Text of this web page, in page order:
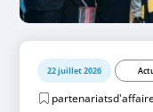
22 juillet 2026